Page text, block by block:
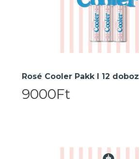
Rosé Cooler Pakk I 12 doboz
9000Ft